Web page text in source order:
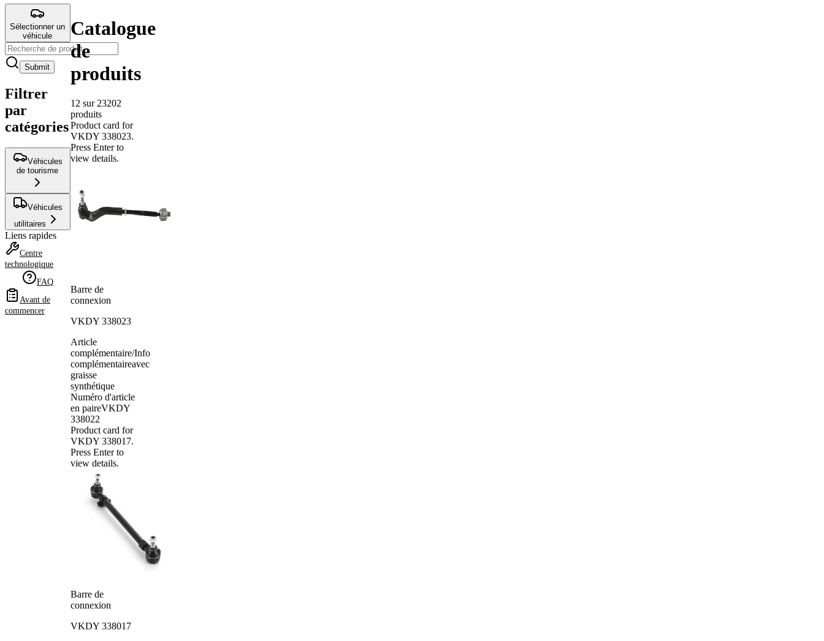
Sélectionner un
véhicule
Submit
Filtrer
par
catégories
Véhicules
de tourisme
Véhicules
utilitaires
Liens rapides
Centre
technologique
FAQ
Avant de
commencer
Catalogue
de
produits
12 sur 23202
produits
Product card for
VKDY 338023.
Press Enter to
view details.
Barre de
connexion
VKDY 338023
Article
complémentaire/Info
complémentaireavec
graisse
synthétique
Numéro d'article
en paireVKDY
338022
Product card for
VKDY 338017.
Press Enter to
view details.
Barre de
connexion
VKDY 338017